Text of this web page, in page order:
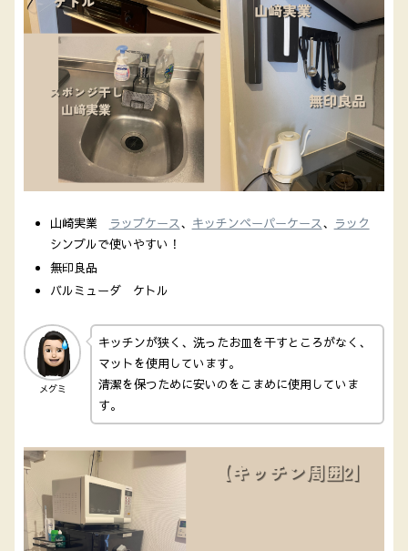
山崎実業 ラップケース、 キッチンペーパーケース、 ラック
シンプルで使いやすい！
無印良品
バルミューダ ケトル
メグミ
キッチンが狭く、洗ったお皿を干すところがなく、
マットを使用しています。
清潔を保つために安いのをこまめに使用していま
す。